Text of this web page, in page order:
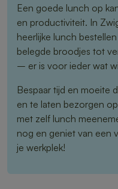
Een goede lunch op
en productiviteit. In
heerlijke lunch
belegde broodjes tot
– er is voor ieder wat
Bespaar tijd en moeite
en te laten bezorgen
met zelf lunch
nog en geniet van een
je werkplek!